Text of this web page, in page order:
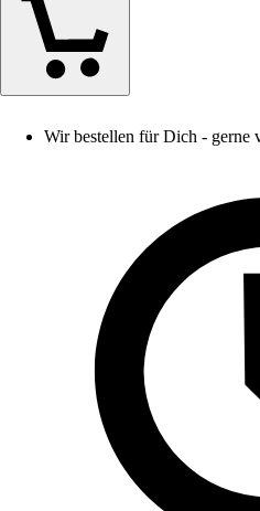
Wir bestellen für Dich - gerne